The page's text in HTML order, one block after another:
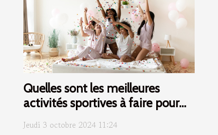
Quelles sont les meilleures
activités sportives à faire pour
Jeudi 3 octobre 2024 11:24